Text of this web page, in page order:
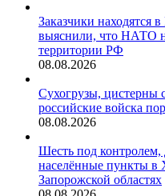
Заказчики находятся
выяснили, что НАТО
территории РФ
08.08.2026
Сухогрузы,
российские войска
08.08.2026
Шесть под
населённые пункты в
Запорожской областях